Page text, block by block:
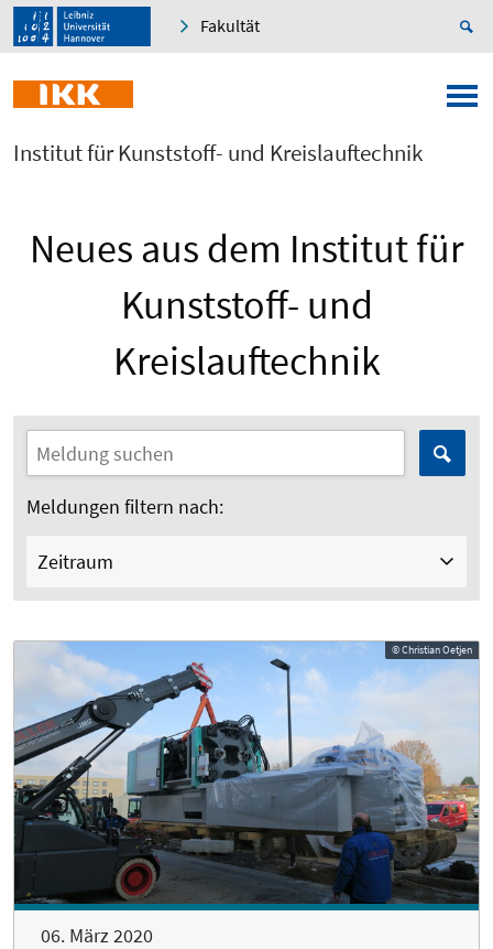
Fakultät
Institut für Kunststoff- und Kreislauftechnik
Neues aus dem Institut für
Kunststoff- und
Kreislauftechnik
Meldungen filtern nach:
Zeitraum
© Christian Oetjen
06. März 2020